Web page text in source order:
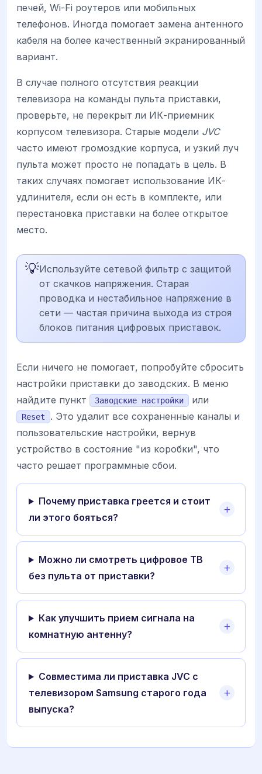
печей, Wi-Fi роутеров или мобильных
телефонов. Иногда помогает замена антенного
кабеля на более качественный экранированный
вариант.
В случае полного отсутствия реакции
телевизора на команды пульта приставки,
проверьте, не перекрыт ли ИК-приемник
корпусом телевизора. Старые модели JVC
часто имеют громоздкие корпуса, и узкий луч
пульта может просто не попадать в цель. В
таких случаях помогает использование ИК-
удлинителя, если он есть в комплекте, или
перестановка приставки на более открытое
место.
💡Используйте сетевой фильтр с защитой
от скачков напряжения. Старая
проводка и нестабильное напряжение в
сети — частая причина выхода из строя
блоков питания цифровых приставок.
Если ничего не помогает, попробуйте сбросить
настройки приставки до заводских. В меню
найдите пункт
Заводские настройки или
Reset
. Это удалит все сохраненные каналы и
пользовательские настройки, вернув
устройство в состояние "из коробки", что
часто решает программные сбои.
Почему приставка греется и стоит
ли этого бояться?
Можно ли смотреть цифровое ТВ
без пульта от приставки?
Как улучшить прием сигнала на
комнатную антенну?
Совместима ли приставка JVC с
телевизором Samsung старого года
выпуска?